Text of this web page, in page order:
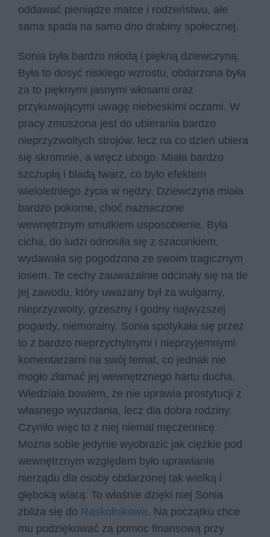
oddawać pieniądze matce i rodzeństwu, ale
sama spada na samo dno drabiny społecznej.
Sonia była bardzo młodą i piękną dziewczyną.
Była to dosyć niskiego wzrostu, obdarzona była
za to pięknymi jasnymi włosami oraz
przykuwającymi uwagę niebieskimi oczami. W
pracy zmuszona jest do ubierania bardzo
nieprzyzwoitych strojów, lecz na co dzień ubiera
się skromnie, a wręcz ubogo. Miała bardzo
szczupłą i bladą twarz, co było efektem
wieloletniego życia w nędzy. Dziewczyna miała
bardzo pokorne, choć naznaczone
wewnętrznym smutkiem usposobienie. Była
cicha, do ludzi odnosiła się z szacunkiem,
wydawała się pogodzona ze swoim tragicznym
losem. Te cechy zauważalnie odcinały się na tle
jej zawodu, który uważany był za wulgarny,
nieprzyzwoity, grzeszny i godny najwyższej
pogardy, niemoralny. Sonia spotykała się przez
to z bardzo nieprzychylnymi i nieprzyjemnymi
komentarzami na swój temat, co jednak nie
mogło złamać jej wewnętrznego hartu ducha.
Wiedziała bowiem, że nie uprawia prostytucji z
własnego wyuzdania, lecz dla dobra rodziny.
Czyniło więc to z niej niemal męczennicę.
Można sobie jedynie wyobrazić jak ciężkie pod
wewnętrznym względem było uprawianie
nierządu dla osoby obdarzonej tak wielką i
głęboką wiarą. To właśnie dzięki niej Sonia
zbliża się do Raskolnikowa. Na początku chce
mu podziękować za pomoc finansową przy